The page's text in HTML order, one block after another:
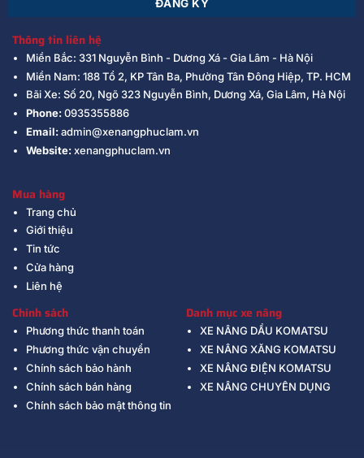
Thông tin liên hệ
Miền Bắc: 331 Nguyễn Bình - Dương Xá - Gia Lâm - Hà Nội
Miền Nam: 188 Tổ 2, KP Tân Ba, Phường Tân Đông Hiệp, TP. HCM
Bãi Xe: Số 20, Ngõ 323 Nguyễn Bình, Dương Xá, Gia Lâm, Hà Nội
Phone:0935355886
Email:admin@xenangphuclam.vn
Website:xenangphuclam.vn
Mua hàng
Trang chủ
Giới thiệu
Tin tức
Cửa hàng
Liên hệ
Chính sách
Phương thức thanh toán
Phương thức vận chuyển
Chính sách bảo hành
Chính sách bán hàng
Chính sách bảo mật thông tin
Danh mục xe nâng
XE NÂNG DẦU KOMATSU
XE NÂNG XĂNG KOMATSU
XE NÂNG ĐIỆN KOMATSU
XE NÂNG CHUYÊN DỤNG